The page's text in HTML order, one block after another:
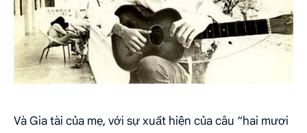
Và Gia tài của mẹ, với sự xuất hiện của câu “hai mươi